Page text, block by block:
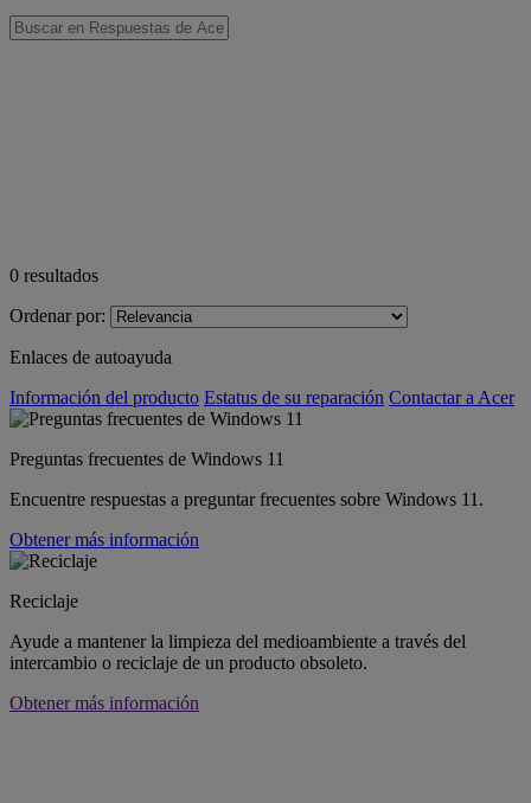
0 resultados
Ordenar por:
Enlaces de autoayuda
Información del producto Estatus de su reparación Contactar a Acer
Preguntas frecuentes de Windows 11
Encuentre respuestas a preguntar frecuentes sobre Windows 11.
Obtener más información
Reciclaje
Ayude a mantener la limpieza del medioambiente a través del
intercambio o reciclaje de un producto obsoleto.
Obtener más información